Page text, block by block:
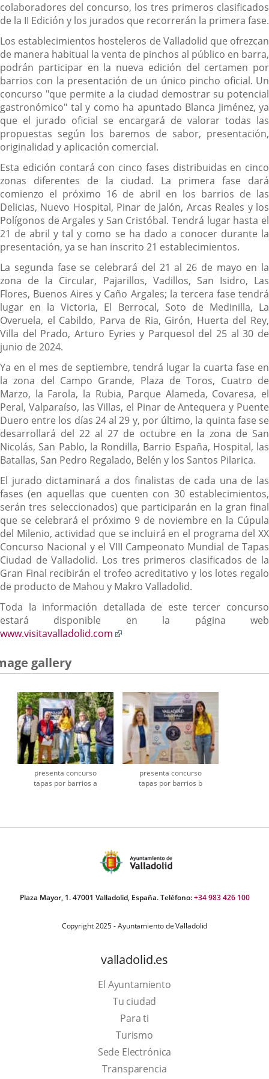
colaboradores del concurso, los tres primeros clasificados
de la II Edición y los jurados que recorrerán la primera fase.
Los establecimientos hosteleros de Valladolid que ofrezcan
de manera habitual la venta de pinchos al público en barra,
podrán participar en la nueva edición del certamen por
barrios con la presentación de un único pincho oficial. Un
concurso "que permite a la ciudad demostrar su potencial
gastronómico" tal y como ha apuntado Blanca Jiménez, ya
que el jurado oficial se encargará de valorar todas las
propuestas según los baremos de sabor, presentación,
originalidad y aplicación comercial.
Esta edición contará con cinco fases distribuidas en cinco
zonas diferentes de la ciudad. La primera fase dará
comienzo el próximo 16 de abril en los barrios de las
Delicias, Nuevo Hospital, Pinar de Jalón, Arcas Reales y los
Polígonos de Argales y San Cristóbal. Tendrá lugar hasta el
21 de abril y tal y como se ha dado a conocer durante la
presentación, ya se han inscrito 21 establecimientos.
La segunda fase se celebrará del 21 al 26 de mayo en la
zona de la Circular, Pajarillos, Vadillos, San Isidro, Las
Flores, Buenos Aires y Caño Argales; la tercera fase tendrá
lugar en la Victoria, El Berrocal, Soto de Medinilla, La
Overuela, el Cabildo, Parva de Ria, Girón, Huerta del Rey,
Villa del Prado, Arturo Eyries y Parquesol del 25 al 30 de
junio de 2024.
Ya en el mes de septiembre, tendrá lugar la cuarta fase en
la zona del Campo Grande, Plaza de Toros, Cuatro de
Marzo, la Farola, la Rubia, Parque Alameda, Covaresa, el
Peral, Valparaíso, las Villas, el Pinar de Antequera y Puente
Duero entre los días 24 al 29 y, por último, la quinta fase se
desarrollará del 22 al 27 de octubre en la zona de San
Nicolás, San Pablo, la Rondilla, Barrio España, Hospital, las
Batallas, San Pedro Regalado, Belén y los Santos Pilarica.
El jurado dictaminará a dos finalistas de cada una de las
fases (en aquellas que cuenten con 30 establecimientos,
serán tres seleccionados) que participarán en la gran final
que se celebrará el próximo 9 de noviembre en la Cúpula
del Milenio, actividad que se incluirá en el programa del XX
Concurso Nacional y el VIII Campeonato Mundial de Tapas
Ciudad de Valladolid. Los tres primeros clasificados de la
Gran Final recibirán el trofeo acreditativo y los lotes regalo
de producto de Mahou y Makro Valladolid.
Toda la información detallada de este tercer concurso
estará disponible en la página web
www.visitavalladolid.com
aplicación
gallery
presenta concurso
tapas por barrios a
presenta concurso
tapas por barrios b
Plaza Mayor, 1. 47001 Valladolid, España. Teléfono:+34 983 426 100
Copyright 2025 - Ayuntamiento de Valladolid
valladolid.es
El Ayuntamiento
Tu ciudad
Para ti
TurismoThis
link
will
Sede Electrónica
Transparencia